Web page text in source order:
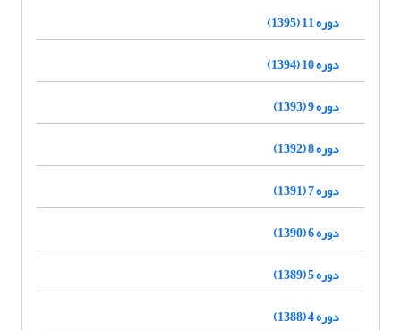
دوره 11 (1395)
دوره 10 (1394)
دوره 9 (1393)
دوره 8 (1392)
دوره 7 (1391)
دوره 6 (1390)
دوره 5 (1389)
دوره 4 (1388)